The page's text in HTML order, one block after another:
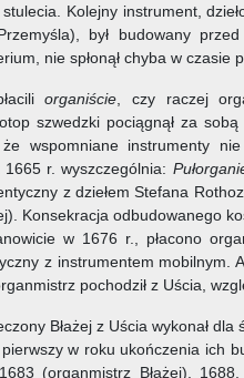
Kolejny instrument,
był budowany
nie spłonął chyba w czasie
organiście , czy raczej
szwedzki pociągnął za
wspomniane instrumenty nie
r. wyszczególnia:
z dziełem Stefana
Konsekracja odbudowanego
w 1676 r., płacono
z instrumentem mobilnym.
pochodził z Uścia,
Błażej z Uścia wykonał
w roku ukończenia ich
(organmistrz Błażej),